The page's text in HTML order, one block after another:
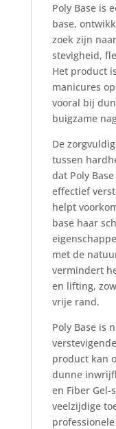
Poly Base is
base,
zoek zijn
stevigheid,
Het product
manicures
vooral bij
buigzame
De
tussen
dat Poly
effectief
helpt
base haar
met de
vermindert
en lifting,
vrije rand.
Poly Base is
product kan
dunne
en Fiber Gel-
veelzijdige